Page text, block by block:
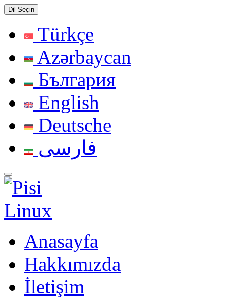
Dil Seçin
Türkçe
Azərbaycan
България
English
Deutsche
فارسی
Anasayfa
Hakkımızda
İletişim